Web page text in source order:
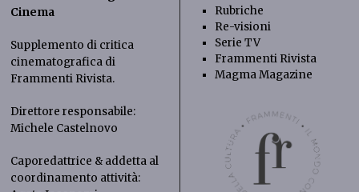
Cinema
Supplemento di critica
cinematografica di
Frammenti Rivista.
Direttore responsabile:
Michele Castelnovo
Caporedattrice & addetta al
coordinamento attività:
Rubriche
Re-visioni
Serie TV
Frammenti Rivista
Magma Magazine